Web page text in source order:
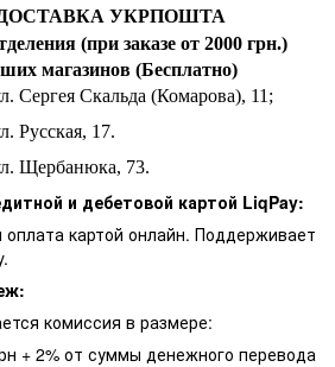
УКРПОШТА
(при заказе от 2000 грн.)
магазинов (Бесплатно)
Сергея Скальда (Комарова), 11;
Русская, 17.
Щербанюка, 73.
и дебетовой картой LiqPay:
оплата картой онлайн. Поддерживает
комиссия в размере:
+ 2% от суммы денежного перевода